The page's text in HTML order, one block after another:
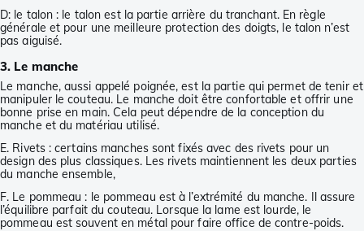
D: le talon : le talon est la partie arrière du tranchant. En règle
générale et pour une meilleure protection des doigts, le talon n’est
pas aiguisé.
3. Le manche
Le manche, aussi appelé poignée, est la partie qui permet de tenir et
manipuler le couteau. Le manche doit être confortable et offrir une
bonne prise en main. Cela peut dépendre de la conception du
manche et du matériau utilisé.
E. Rivets : certains manches sont fixés avec des rivets pour un
design des plus classiques. Les rivets maintiennent les deux parties
du manche ensemble,
F. Le pommeau : le pommeau est à l’extrémité du manche. Il assure
l’équilibre parfait du couteau. Lorsque la lame est lourde, le
pommeau est souvent en métal pour faire office de contre-poids.